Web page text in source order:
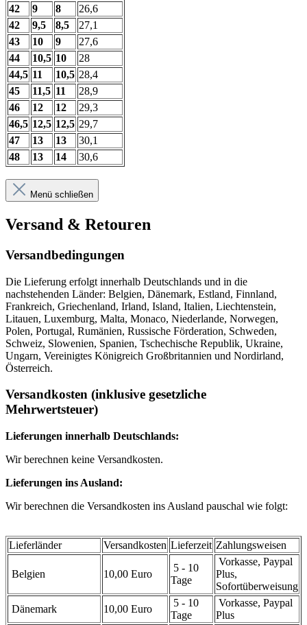
42
9 8
26,6
42
9,5 8,5
27,1
43
10 9
27,6
44
10,5 10
28
44,5 11 10,5 28,4
45
11,5 11
28,9
46
12 12
29,3
46,5 12,5 12,5 29,7
47
13 13
30,1
48
13 14 30,6
Menü schließen
Versand & Retouren
Versandbedingungen
Die Lieferung erfolgt innerhalb Deutschlands und in die
nachstehenden Länder: Belgien, Dänemark, Estland, Finnland,
Frankreich, Griechenland, Irland, Island, Italien, Liechtenstein,
Litauen, Luxemburg, Malta, Monaco, Niederlande, Norwegen,
Polen, Portugal, Rumänien, Russische Förderation, Schweden,
Schweiz, Slowenien, Spanien, Tschechische Republik, Ukraine,
Ungarn, Vereinigtes Königreich Großbritannien und Nordirland,
Österreich.
Versandkosten (inklusive gesetzliche
Mehrwertsteuer)
Lieferungen innerhalb Deutschlands:
Wir berechnen keine Versandkosten.
Lieferungen ins Ausland:
Wir berechnen die Versandkosten ins Ausland pauschal wie folgt:
Lieferländer Versandkosten Lieferzeit Zahlungsweisen
Belgien 10,00 Euro
5 - 10
Tage
Vorkasse, Paypal
Plus,
Sofortüberweisung
Dänemark
10,00 Euro
5 - 10
Tage
Vorkasse, Paypal
Plus